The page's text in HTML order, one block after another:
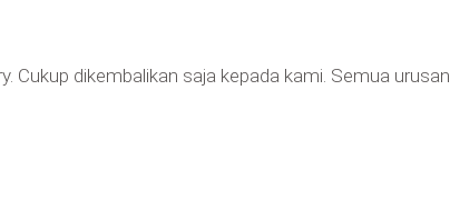
Cukup dikembalikan saja kepada kami. Semua urusan